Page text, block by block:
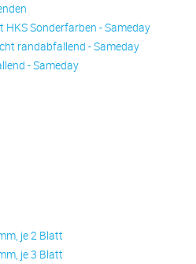
Sonderfarben - Sameday
randabfallend - Sameday
- Sameday
je 2 Blatt
je 3 Blatt